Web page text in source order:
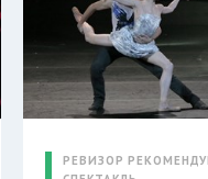
РЕВИЗОР